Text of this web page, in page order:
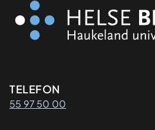
Kontaktinformasjon
TELEFON
55 97 50 00